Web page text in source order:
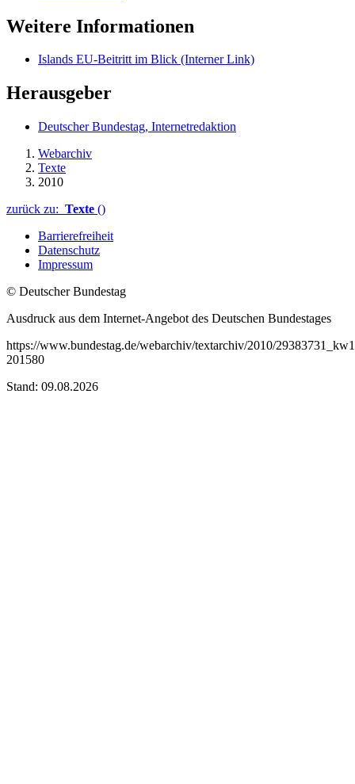
Weitere Informationen
Islands EU-Beitritt im Blick (Interner Link)
Herausgeber
Deutscher Bundestag, Internetredaktion
Webarchiv
Texte
2010
zurück zu: Texte ()
Barrierefreiheit
Datenschutz
Impressum
© Deutscher Bundestag
Ausdruck aus dem Internet-Angebot des Deutschen Bundestages
https://www.bundestag.de/webarchiv/textarchiv/2010/
201580
Stand: 09.08.2026